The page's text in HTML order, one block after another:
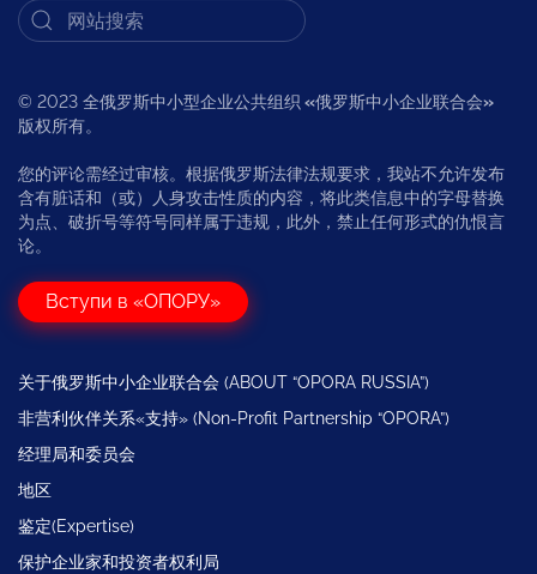
© 2023 全俄罗斯中小型企业公共组织 «俄罗斯中小企业联合会»
版权所有。
您的评论需经过审核。根据俄罗斯法律法规要求，我站不允许发布
含有脏话和（或）人身攻击性质的内容，将此类信息中的字母替换
为点、破折号等符号同样属于违规，此外，禁止任何形式的仇恨言
论。
Вступи в «ОПОРУ»
关于俄罗斯中小企业联合会 (ABOUT “OPORA RUSSIA”)
非营利伙伴关系«支持» (Non-Profit Partnership “OPORA”)
经理局和委员会
地区
鉴定(Expertise)
保护企业家和投资者权利局